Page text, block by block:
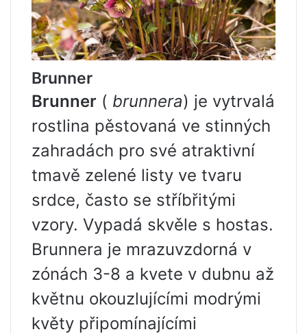
Brunner
Brunner ( brunnera) je vytrvalá
rostlina pěstovaná ve stinných
zahradách pro své atraktivní
tmavě zelené listy ve tvaru
srdce, často se stříbřitými
vzory. Vypadá skvěle s hostas.
Brunnera je mrazuvzdorná v
zónách 3-8 a kvete v dubnu až
květnu okouzlujícími modrými
květy připomínajícími